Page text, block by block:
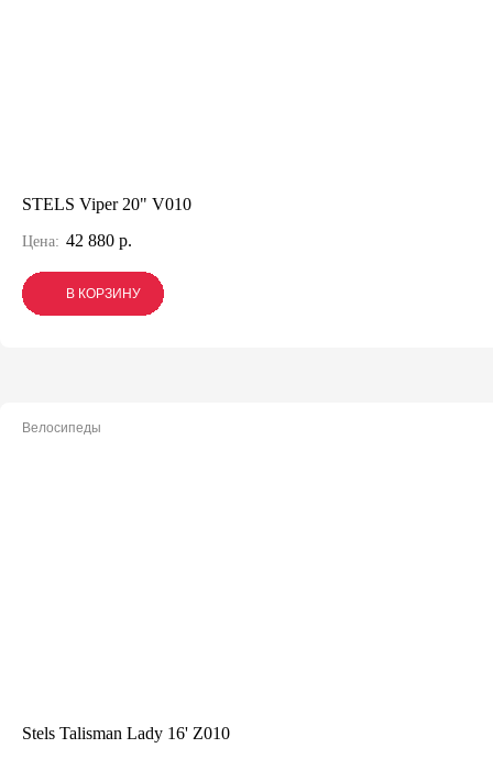
STELS Viper 20" V010
Цена: 42 880 р.
В КОРЗИНУ
В КОРЗИНУ
В КОРЗИНУ
Велосипеды
Stels Talisman Lady 16' Z010